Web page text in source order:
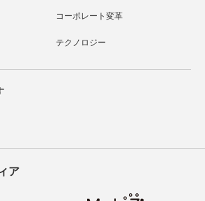
コーポレート変革
テクノロジー
ア